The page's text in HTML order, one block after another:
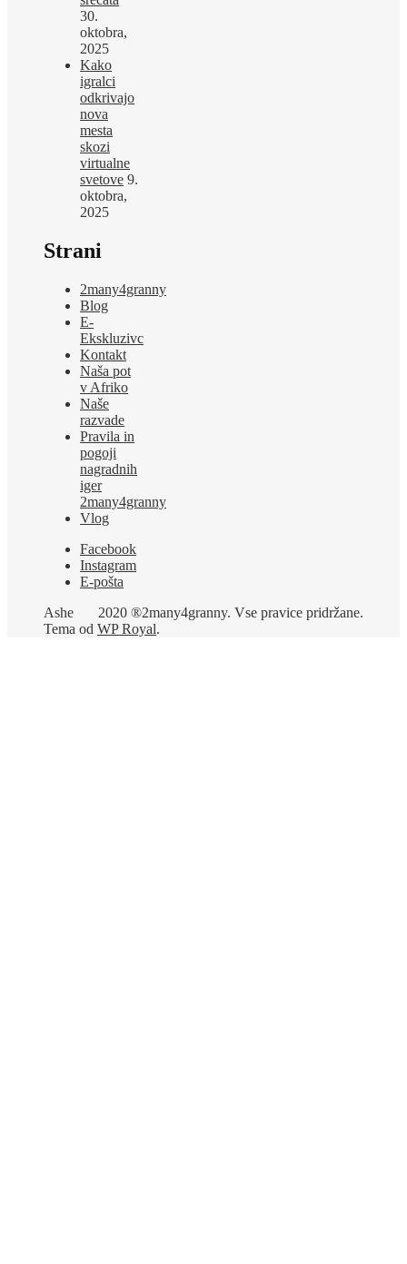
30.
oktobra,
2025
Kako
igralci
odkrivajo
nova
mesta
skozi
virtualne
svetove 9.
oktobra,
2025
Strani
2many4granny
Blog
E-
Ekskluzivc
Kontakt
Naša pot
v Afriko
Naše
razvade
Pravila in
pogoji
nagradnih
iger
2many4granny
Vlog
Facebook
Instagram
E-pošta
2020 ®2many4granny. Vse pravice pridržane.
Ashe
Tema od WP Royal.